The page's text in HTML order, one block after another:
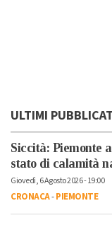
ULTIMI
Siccità: Piemonte
stato di calamità
Giovedì, 6 Agosto 2026 - 19:00
CRONACA-PIEMONTE